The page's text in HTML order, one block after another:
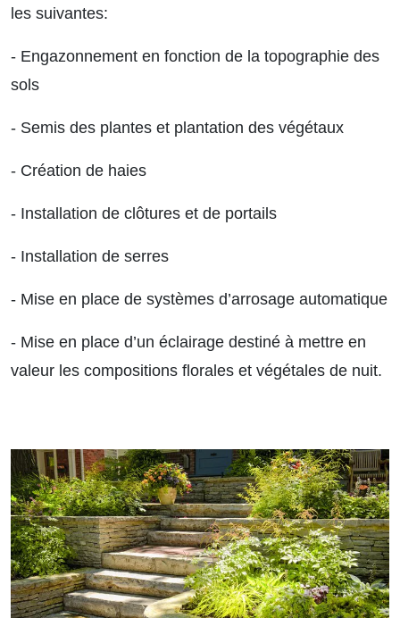
les suivantes:
- Engazonnement en fonction de la topographie des
sols
- Semis des plantes et plantation des végétaux
- Création de haies
- Installation de clôtures et de portails
- Installation de serres
- Mise en place de systèmes d’arrosage automatique
- Mise en place d’un éclairage destiné à mettre en
valeur les compositions florales et végétales de nuit.